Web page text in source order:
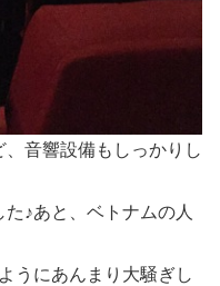
音響設備もしっかりし
♪あと、ベトナムの人
うにあんまり大騒ぎし